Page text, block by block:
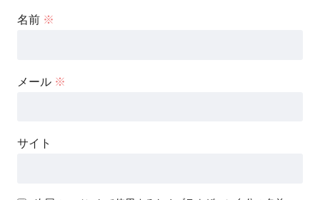
名前 ※
メール ※
サイト